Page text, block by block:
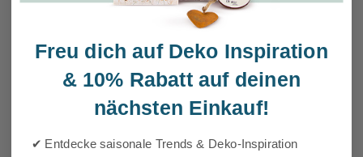
Freu dich auf Deko Inspiration
& 10% Rabatt auf deinen
nächsten Einkauf!
✔ Entdecke saisonale Trends & Deko-Inspiration